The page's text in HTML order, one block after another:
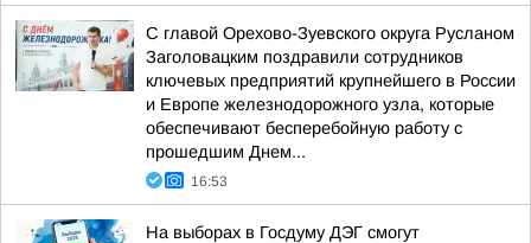
С главой Орехово-Зуевского округа Русланом
Заголовацким поздравили сотрудников
ключевых предприятий крупнейшего в России
и Европе железнодорожного узла, которые
обеспечивают бесперебойную работу с
прошедшим Днем...
16:53
На выборах в Госдуму ДЭГ смогут